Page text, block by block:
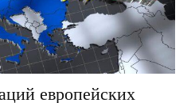
европейских